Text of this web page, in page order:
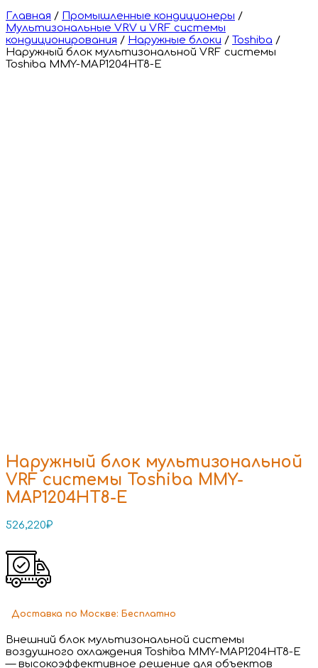
Главная / Промышленные кондиционеры /
Мультизональные VRV и VRF системы
кондиционирования / Наружные блоки / Toshiba /
Наружный блок мультизональной VRF системы
Toshiba MMY-MAP1204HT8-E
Наружный блок мультизональной
VRF системы Toshiba MMY-
MAP1204HT8-E
526,220₽
Доставка по Москве: Бесплатно
Внешний блок мультизональной системы
воздушного охлаждения Toshiba MMY-MAP1204HT8-E
— высокоэффективное решение для объектов